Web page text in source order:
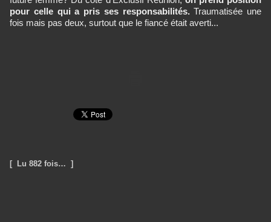
pour celle qui a pris ses responsabilités.Traumatisée une
fois mais pas deux, surtout que le fiancé était averti...
[ Lu 882 fois… ]